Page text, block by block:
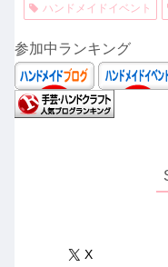
ハンドメイドイベント
参加中ランキング
X